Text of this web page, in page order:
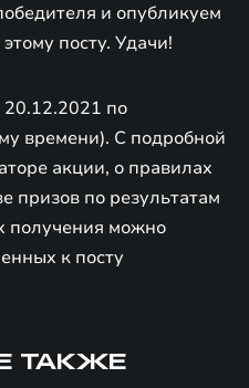
и опубликуем
посту. Удачи!
20.12.2021 по
времени). С подробной
акции, о правилах
призов по результатам
получения можно
к посту
ТАКЖЕ